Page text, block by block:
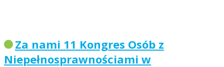
Za nami 11 Kongres Osób z
Niepełnosprawnościami w